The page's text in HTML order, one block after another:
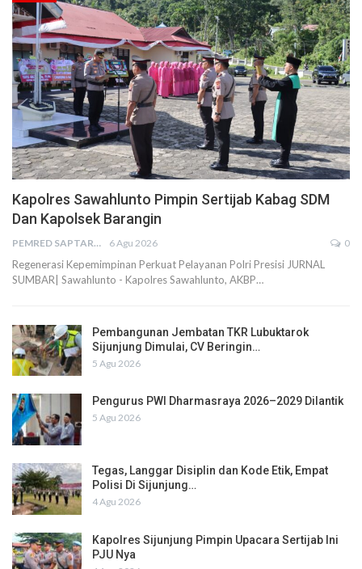
Kapolres Sawahlunto Pimpin Sertijab Kabag SDM
Dan Kapolsek Barangin
PEMRED SAPTARIUS 6 Agu 2026 0
Regenerasi Kepemimpinan Perkuat Pelayanan Polri Presisi JURNAL
SUMBAR| Sawahlunto - Kapolres Sawahlunto, AKBP…
Pembangunan Jembatan TKR Lubuktarok
Sijunjung Dimulai, CV Beringin…
5 Agu 2026
Pengurus PWI Dharmasraya 2026–2029 Dilantik
5 Agu 2026
Tegas, Langgar Disiplin dan Kode Etik, Empat
Polisi Di Sijunjung…
4 Agu 2026
Kapolres Sijunjung Pimpin Upacara Sertijab Ini
PJU Nya